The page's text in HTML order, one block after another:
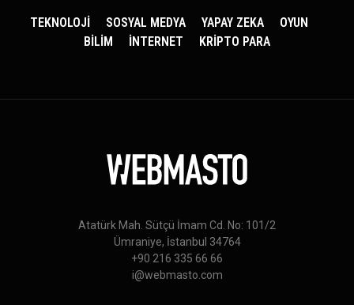
TEKNOLOJİ SOSYAL MEDYA YAPAY ZEKA
OYUN
BİLİM
İNTERNET KRİPTO PARA
Atatürk Mah. Sütçü İmam Cd. No: 101/2
Ümraniye, İstanbul 34764
+90 216 335 66 66
i@webmasto.com